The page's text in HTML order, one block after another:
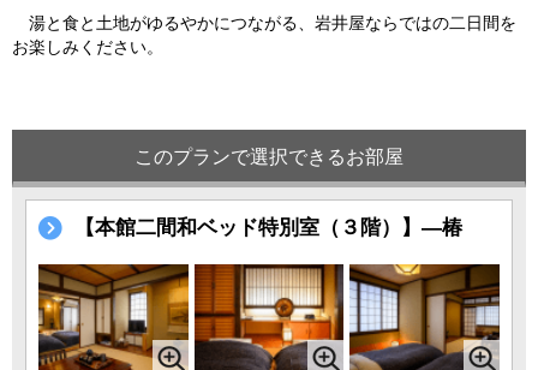
湯と食と土地がゆるやかにつながる、岩井屋ならではの二日間を
お楽しみください。
このプランで選択できるお部屋
【本館二間和ベッド特別室（３階）】―椿